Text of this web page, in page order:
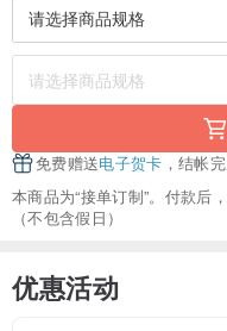
免费赠送电子贺卡 ，结帐
本商品为“接单订制”。付款后
（不包含假日）
优惠活动